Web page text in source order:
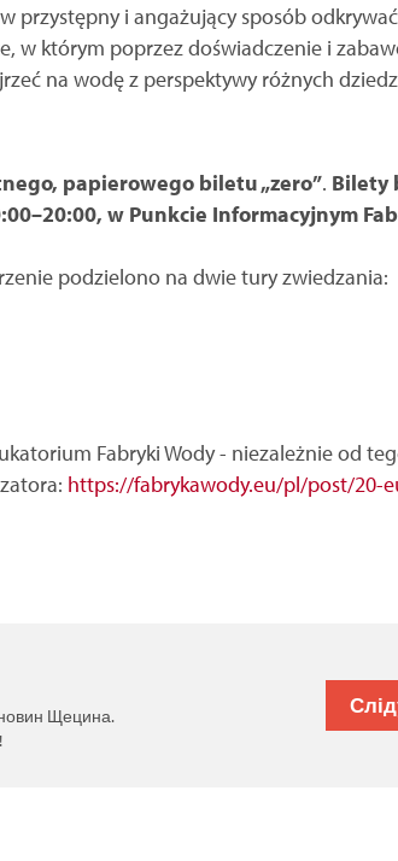
przystępny i angażujący sposób
w którym poprzez doświadczenie i
na wodę z perspektywy różnych
papierowego biletu „zero”. Bilety
w Punkcie Informacyjnym
podzielono na dwie tury zwiedzania:
Fabryki Wody - niezależnie od
https://fabrykawody.eu/pl/post/20-
новин Щецина.